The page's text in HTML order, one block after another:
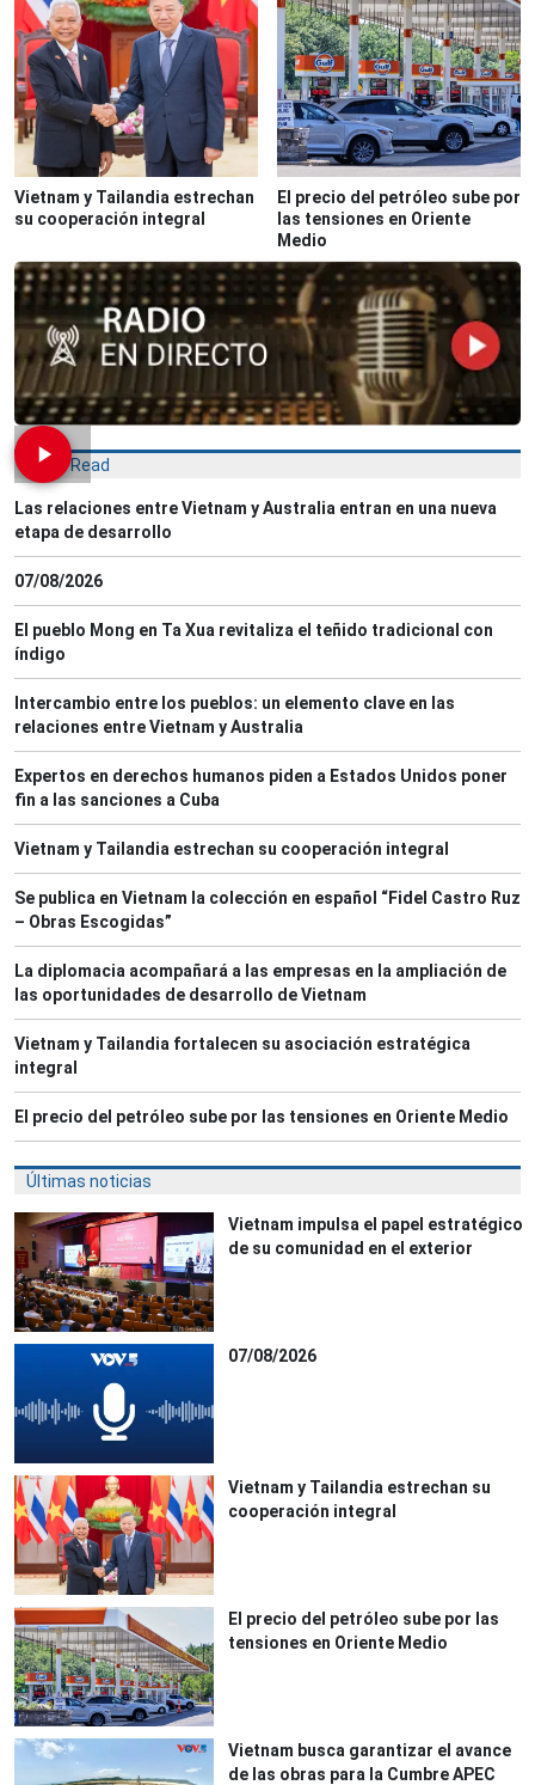
Vietnam y Tailandia estrechan
su cooperación integral
El precio del petróleo sube por
las tensiones en Oriente
Medio
Most Read
Las relaciones entre Vietnam y Australia entran en una nueva
etapa de desarrollo
07/08/2026
El pueblo Mong en Ta Xua revitaliza el teñido tradicional con
índigo
Intercambio entre los pueblos: un elemento clave en las
relaciones entre Vietnam y Australia
Expertos en derechos humanos piden a Estados Unidos poner
fin a las sanciones a Cuba
Vietnam y Tailandia estrechan su cooperación integral
Se publica en Vietnam la colección en español “Fidel Castro Ruz
– Obras Escogidas”
La diplomacia acompañará a las empresas en la ampliación de
las oportunidades de desarrollo de Vietnam
Vietnam y Tailandia fortalecen su asociación estratégica
integral
El precio del petróleo sube por las tensiones en Oriente Medio
Últimas noticias
Vietnam impulsa el papel estratégico
de su comunidad en el exterior
07/08/2026
Vietnam y Tailandia estrechan su
cooperación integral
El precio del petróleo sube por las
tensiones en Oriente Medio
Vietnam busca garantizar el avance
de las obras para la Cumbre APEC